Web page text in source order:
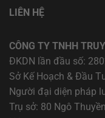
LIÊN HỆ
CÔNG TY TNHH
ĐKDN lần đầu số:
Sở Kế Hoạch & Đầu
Người đại diện pháp
Trụ sở: 80 Ngô